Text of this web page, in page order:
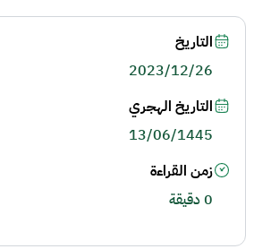
التاريخ
2023/12/26
التاريخ الهجري
13/06/1445
زمن القراءة
0 دقيقة